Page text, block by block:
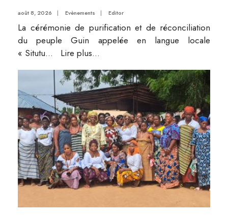
août 8, 2026 | Evènements | Editor
La cérémonie de purification et de réconciliation
du peuple Guin appelée en langue locale
« Situtu... Lire plus...